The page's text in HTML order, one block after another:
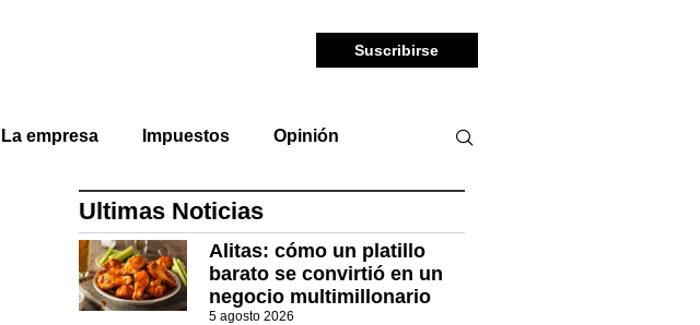
Suscribirse
La empresa Impuestos Opinión
Ultimas Noticias
Alitas: cómo un platillo
barato se convirtió en un
negocio multimillonario
5 agosto 2026